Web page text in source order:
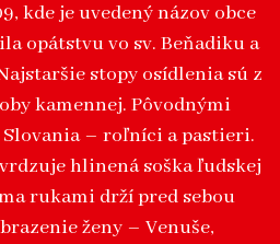
kde je uvedený názov obce
opátstvu vo sv. Beňadiku a
stopy osídlenia sú z
kamennej. Pôvodnými
– roľníci a pastieri.
hlinená soška ľudskej
rukami drží pred sebou
ženy – Venuše,